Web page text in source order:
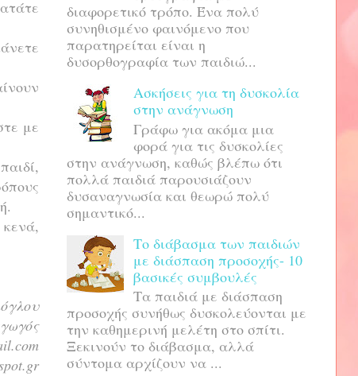
με
διαφορετικό τρόπο. Ένα πολύ
συνηθισμένο φαινόμενο που
παρατηρείται είναι η
δυσορθογραφία των παιδιώ...
Ασκήσεις για τη δυσκολία
στην ανάγνωση
Γράφω για ακόμα μια
φορά για τις δυσκολίες
στην ανάγνωση, καθώς βλέπω ότι
πολλά παιδιά παρουσιάζουν
δυσαναγνωσία και θεωρώ πολύ
σημαντικό...
Το διάβασμα των παιδιών
με διάσπαση προσοχής- 10
βασικές συμβουλές
Τα παιδιά με διάσπαση
προσοχής συνήθως δυσκολεύονται με
την καθημερινή μελέτη στο σπίτι.
Ξεκινούν το διάβασμα, αλλά
σύντομα αρχίζουν να ...